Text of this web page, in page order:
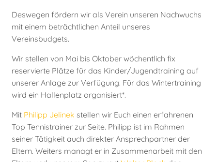
Deswegen fördern wir als Verein unseren Nachwuchs
mit einem beträchtlichen Anteil unseres
Vereinsbudgets.
Wir stellen von Mai bis Oktober wöchentlich fix
reservierte Plätze für das Kinder/Jugendtraining auf
unserer Anlage zur Verfügung. Für das Wintertraining
wird ein Hallenplatz organisiert*.
Mit Philipp Jelinek stellen wir Euch einen erfahrenen
Top Tennistrainer zur Seite. Philipp ist im Rahmen
seiner Tätigkeit auch direkter Ansprechpartner der
Eltern. Weiters managt er in Zusammenarbeit mit den